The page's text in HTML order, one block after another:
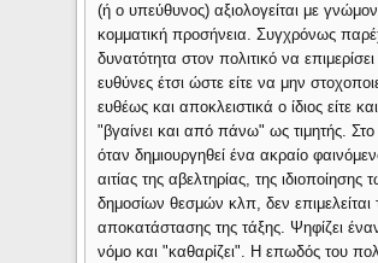
(ή ο υπεύθυνος) αξιολογείται με
κομματική προσήνεια. Συγχρόνως
δυνατότητα στον πολιτικό να επιμερίσει
ευθύνες έτσι ώστε είτε να μην
ευθέως και αποκλειστικά ο ίδιος είτε
"βγαίνει και από πάνω" ως τιμητής. Στο
όταν δημιουργηθεί ένα ακραίο
αιτίας της αβελτηρίας, της ιδιοποίησης
δημοσίων θεσμών κλπ, δεν επιμελείται
αποκατάστασης της τάξης. Ψηφίζει
νόμο και "καθαρίζει". Η επωδός του